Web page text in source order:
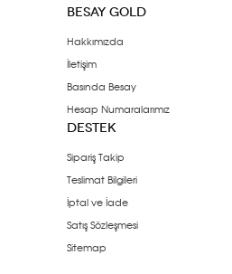
BESAY GOLD
Hakkımızda
İletişim
Basında Besay
Hesap Numaralarımız
DESTEK
Sipariş Takip
Teslimat Bilgileri
İptal ve İade
Satış Sözleşmesi
Sitemap